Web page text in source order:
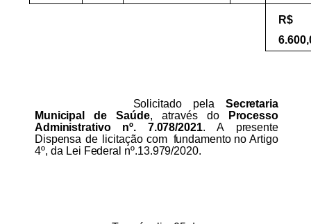
R$
Solicitado pela
Secretaria
Municipal
de Saúde, através do
Processo
Administrativo
nº. 7.078/2021. A
presente
Dispensa de licitação com fundamento no Artigo
4º, da Lei Federal nº.13.979/2020.